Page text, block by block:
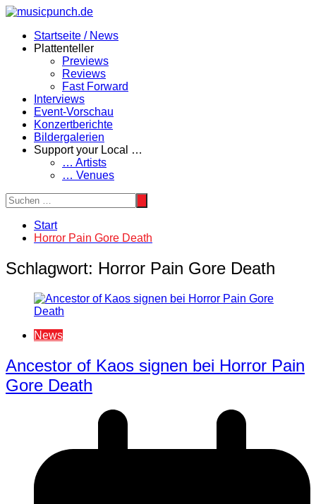
Zum
springenStartseite / News
Plattenteller
Previews
Reviews
Fast Forward
Interviews
Event-Vorschau
Konzertberichte
Bildergalerien
Support your Local …
… Artists
… Venues
Start
Horror Pain Gore Death
Schlagwort: Horror Pain Gore Death
News
Ancestor of Kaos signen bei Horror Pain
Gore Death